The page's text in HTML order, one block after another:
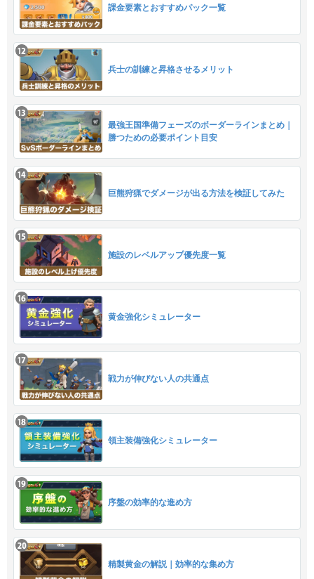
課金要素とおすすめパック一覧
兵士の訓練と昇格させるメリット
最強王国準備フェーズのボーダーラインまとめ｜
勝つための必要ポイント目安
巨熊狩猟でダメージが出る方法を検証してみた
施設のレベルアップ優先度一覧
黄金強化シミュレーター
戦力が伸びない人の共通点
領主装備強化シミュレーター
序盤の効率的な進め方
精製黄金の解説｜効率的な集め方